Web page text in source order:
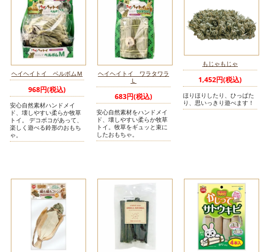
ヘイヘイトイ ベルボムＭ
968円(税込)
安心自然素材ハンドメイ
ド、壊しやすい柔らか牧草
トイ。 デコボコがあって、
楽しく遊べる鈴形のおもち
ゃ。
ヘイヘイトイ ワラタワラ
Ｌ
683円(税込)
安心自然素材をハンドメイ
ド、壊しやすい柔らか牧草
トイ。牧草をギュッと束に
したおもちゃ。
もじゃもじゃ
1,452円(税込)
ほりほりしたり、ひっぱた
り、思いっきり遊べます！